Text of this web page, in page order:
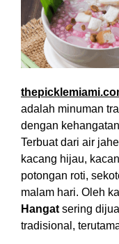
adalah minuman
dengan
Terbuat dari air
kacang hijau,
potongan roti,
malam hari. Oleh
Hangat sering
tradisional,